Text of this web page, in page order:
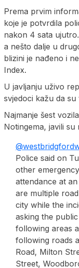
Prema prvim
koje je potvrdila
nakon 4 sata
a nešto dalje u
blizini je nađeno i
Index.
U javljanju uživo
svjedoci kažu da
Najmanje šest
Notingema, javili
Police said on
other
attendance at
are multiple
city while the
asking the
following areas
following roads
Road, Milton
Street,